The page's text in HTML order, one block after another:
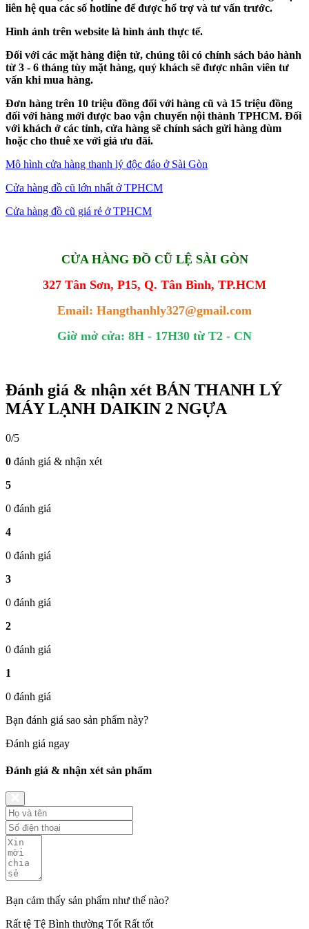
liên hệ qua các số hotline để được hổ trợ và tư vấn trước.
Hình ảnh trên website là hình ảnh thực tế.
Đối với các mặt hàng điện tử, chúng tôi có chính sách bảo hành
từ 3 - 6 tháng tùy mặt hàng, quý khách sẽ được nhân viên tư
vấn khi mua hàng.
Đơn hàng trên 10 triệu đồng đối với hàng cũ và 15 triệu đồng
đối với hàng mới được bao vận chuyển nội thành TPHCM. Đối
với khách ở các tỉnh, cửa hàng sẽ chính sách gửi hàng dùm
hoặc cho thuê xe với giá ưu đãi.
Mô hình cửa hàng thanh lý độc đáo ở Sài Gòn
Cửa hàng đồ cũ lớn nhất ở TPHCM
Cửa hàng đồ cũ giá rẻ ở TPHCM
CỬA HÀNG ĐỒ CŨ LỆ SÀI GÒN
327 Tân Sơn, P15, Q. Tân Bình, TP.HCM
Email: Hangthanhly327@gmail.com
Giờ mở cửa: 8H - 17H30 từ T2 - CN
Đánh giá & nhận xét BÁN THANH LÝ
MÁY LẠNH DAIKIN 2 NGỰA
0/5
0 đánh giá & nhận xét
5
0 đánh giá
4
0 đánh giá
3
0 đánh giá
2
0 đánh giá
1
0 đánh giá
Bạn đánh giá sao sản phẩm này?
Đánh giá ngay
Đánh giá & nhận xét sản phẩm
Bạn cảm thấy sản phẩm như thế nào?
Rất tệ Tệ Bình thường Tốt Rất tốt